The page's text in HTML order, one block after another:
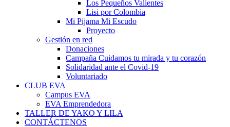
Los Pequeños Valientes
Lisi por Colombia
Mi Pijama Mi Escudo
Proyecto
Gestión en red
Donaciones
Campaña Cuidamos tu mirada y tu corazón
Solidaridad ante el Covid-19
Voluntariado
CLUB EVA
Campus EVA
EVA Emprendedora
TALLER DE YAKO Y LILA
CONTÁCTENOS